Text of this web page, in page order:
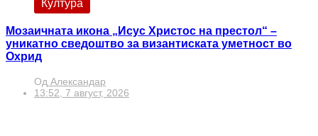
Култура
Мозаичната икона „Исус Христос на престол“ –
уникатно сведоштво за византиската уметност во
Охрид
Од Александар
13:52, 7 август, 2026